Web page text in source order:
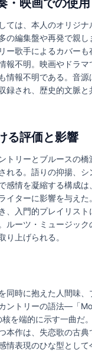
・映画での使用
ては、本人のオリジナ
の編集盤や再発で親し
ー歌手によるカバーも
報不明。映画やドラマ
情報不明である。音
録され、歴史的文脈
る評価と影響
トリーとブルースの橋
れる。語りの抑揚、シ
感情を凝縮する構成は
イターに影響を与えた
、入門的プレイリスト
ルーツ・ミュージック
り上げられる。
同時に抱えた人間味、
ントリーの語法—「
核を端的に示す一曲だ
本作は、失恋歌の古典
情表現のひな型として